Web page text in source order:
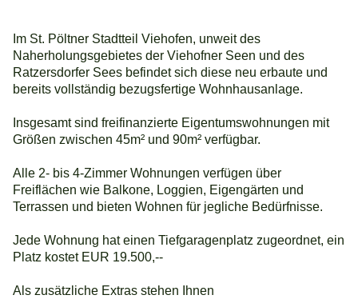
Im St. Pöltner Stadtteil Viehofen, unweit des
Naherholungsgebietes der Viehofner Seen und des
Ratzersdorfer Sees befindet sich diese neu erbaute und
bereits vollständig bezugsfertige Wohnhausanlage.
Insgesamt sind freifinanzierte Eigentumswohnungen mit
Größen zwischen 45m² und 90m² verfügbar.
Alle 2- bis 4-Zimmer Wohnungen verfügen über
Freiflächen wie Balkone, Loggien, Eigengärten und
Terrassen und bieten Wohnen für jegliche Bedürfnisse.
Jede Wohnung hat einen Tiefgaragenplatz zugeordnet, ein
Platz kostet EUR 19.500,--
Als zusätzliche Extras stehen Ihnen